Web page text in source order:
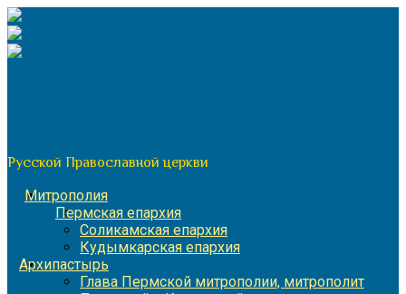
Перейти
к
содержимому
Русской Православной церкви
Митрополия
Пермская епархия
Соликамская епархия
Кудымкарская епархия
Архипастырь
Глава Пермской митрополии, митрополит